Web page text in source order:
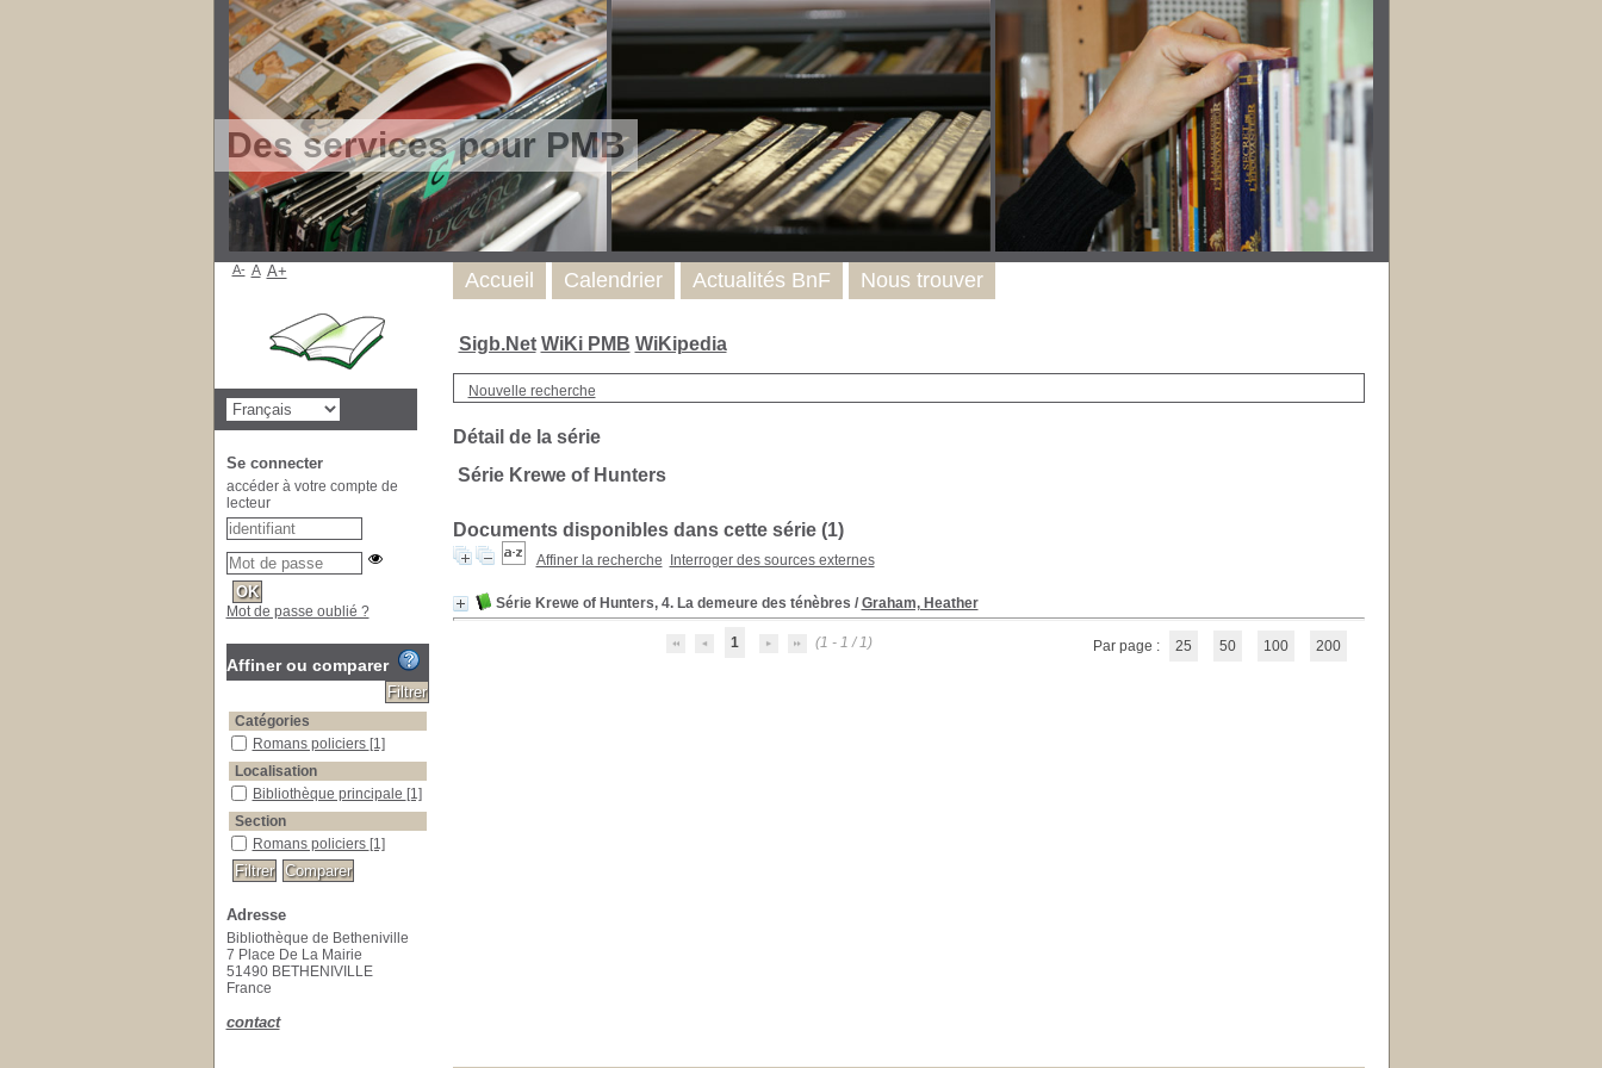
Des services pour PMB
Sigb.Net WiKi PMB WiKipedia
Nouvelle recherche
Détail de la série
Série Krewe of Hunters
Documents disponibles dans cette série (1)
Affiner la recherche Interroger des sources externes
Série Krewe of Hunters, 4. La demeure des ténèbres / Graham, Heather
1 (1 - 1 / 1) Par page : 25 50 100 200
Accueil Calendrier Actualités BnF Nous trouver
A- A A+
Se connecter
accéder à votre compte de
lecteur
Mot de passe oublié ?
Affiner ou comparer
Catégories
Romans policiers [1]
Localisation
Bibliothèque principale [1]
Section
Romans policiers [1]
Adresse
Bibliothèque de Betheniville
7 Place De La Mairie
51490 BETHENIVILLE
France
contact